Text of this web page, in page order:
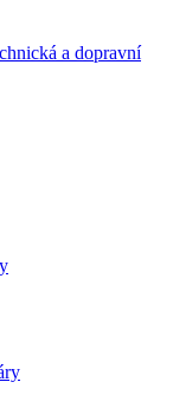
a dopravní